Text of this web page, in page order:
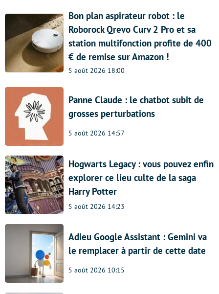
Bon plan aspirateur robot : le
Roborock Qrevo Curv 2 Pro et sa
station multifonction profite de 400
€ de remise sur Amazon !
5 août 2026 18:00
Panne Claude : le chatbot subit de
grosses perturbations
5 août 2026 14:57
Hogwarts Legacy : vous pouvez enfin
explorer ce lieu culte de la saga
Harry Potter
5 août 2026 14:23
Adieu Google Assistant : Gemini va
le remplacer à partir de cette date
5 août 2026 10:15